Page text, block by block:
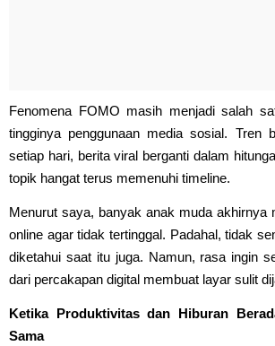
Fenomena FOMO masih menjadi salah
tingginya penggunaan media sosial. Tren
setiap hari, berita viral berganti dalam
topik hangat terus memenuhi timeline.
Menurut saya, banyak anak muda akhirnya
online agar tidak tertinggal. Padahal, tidak
diketahui saat itu juga. Namun, rasa ingin
dari percakapan digital membuat layar sulit
Ketika Produktivitas dan Hiburan
Sama